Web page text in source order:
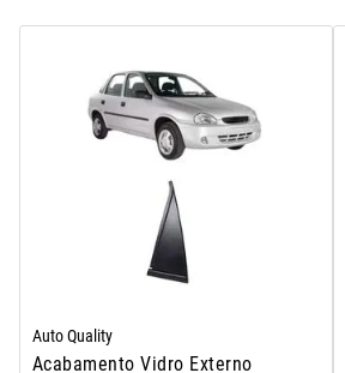
Auto Quality
Acabamento Vidro Externo